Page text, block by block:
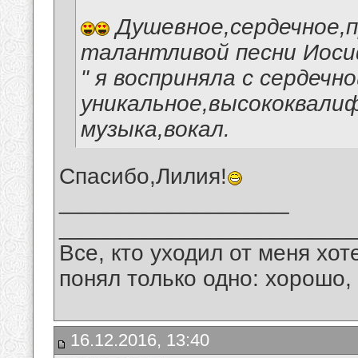
талантливой песни
" я восприняла с
музыка,вокал.
Спасибо,Лилия!
Все, кто уходил от меня
понял только одно:
16.12.2016, 13:40